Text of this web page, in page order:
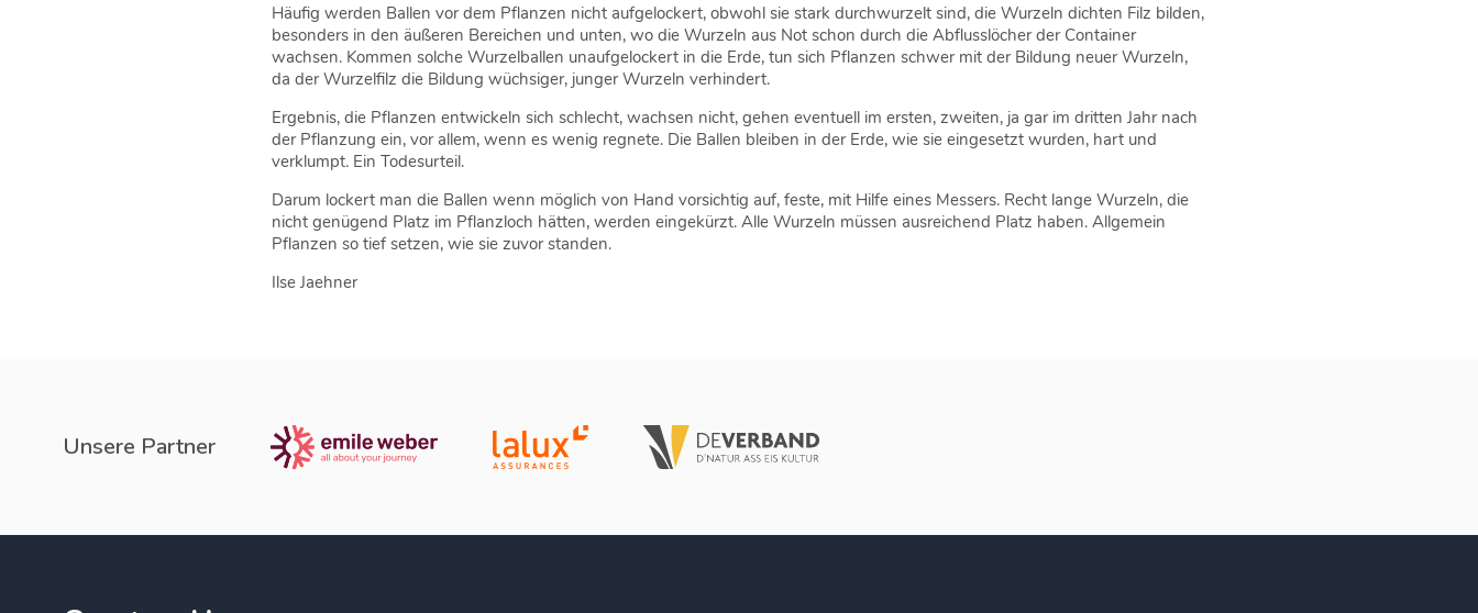
Häufig werden Ballen vor dem Pflanzen nicht aufgelockert, obwohl sie stark durchwurzelt sind, die Wurzeln dichten Filz bilden,
besonders in den äußeren Bereichen und unten, wo die Wurzeln aus Not schon durch die Abflusslöcher der Container
wachsen. Kommen solche Wurzelballen unaufgelockert in die Erde, tun sich Pflanzen schwer mit der Bildung neuer Wurzeln,
da der Wurzelfilz die Bildung wüchsiger, junger Wurzeln verhindert.
Ergebnis, die Pflanzen entwickeln sich schlecht, wachsen nicht, gehen eventuell im ersten, zweiten, ja gar im dritten Jahr nach
der Pflanzung ein, vor allem, wenn es wenig regnete. Die Ballen bleiben in der Erde, wie sie eingesetzt wurden, hart und
verklumpt. Ein Todesurteil.
Darum lockert man die Ballen wenn möglich von Hand vorsichtig auf, feste, mit Hilfe eines Messers. Recht lange Wurzeln, die
nicht genügend Platz im Pflanzloch hätten, werden eingekürzt. Alle Wurzeln müssen ausreichend Platz haben. Allgemein
Pflanzen so tief setzen, wie sie zuvor standen.
Ilse Jaehner
Unsere Partner